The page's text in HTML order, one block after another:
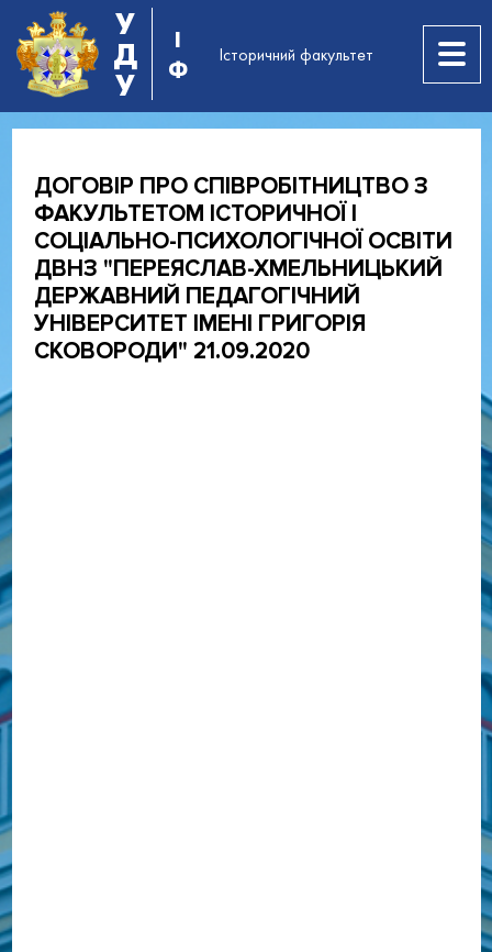
У
Д
У
І
Ф
Історичний факультет
ДОГОВІР ПРО СПІВРОБІТНИЦТВО З
ФАКУЛЬТЕТОМ ІСТОРИЧНОЇ І
СОЦІАЛЬНО-ПСИХОЛОГІЧНОЇ ОСВІТИ
ДВНЗ "ПЕРЕЯСЛАВ-ХМЕЛЬНИЦЬКИЙ
ДЕРЖАВНИЙ ПЕДАГОГІЧНИЙ
УНІВЕРСИТЕТ ІМЕНІ ГРИГОРІЯ
СКОВОРОДИ" 21.09.2020